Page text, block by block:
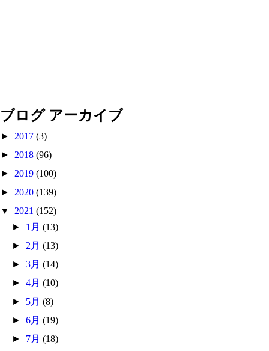
ブログ アーカイブ
► 2017 (3)
► 2018 (96)
► 2019 (100)
► 2020 (139)
▼ 2021 (152)
► 1月(13)
► 2月(13)
►3月(14)
►4月(10)
► 5月(8)
►6月(19)
► 7月(18)